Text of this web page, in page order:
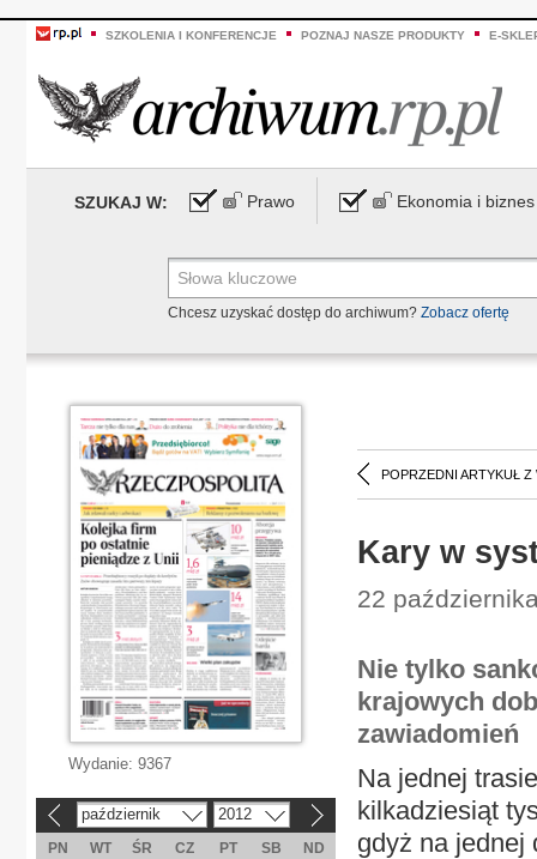
SZKOLENIA I KONFERENCJE POZNAJ NASZE PRODUKTY E-
SZUKAJ W: Prawo Ekonomia i biznes
Chcesz uzyskać dostęp do archiwum? Zobacz ofertę
POPRZEDNI ARTYKUŁ Z
Kary w
22
Nie tylko
krajowych
zawiadomień
Na jednej
kilkadziesiąt
gdyż na jednej
Wydanie: 9367
październik 2012
PN WT ŚR CZ PT SB
ND